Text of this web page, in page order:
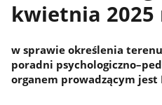
kwietnia 2025
w sprawie określenia
poradni
organem prowadzącym jest